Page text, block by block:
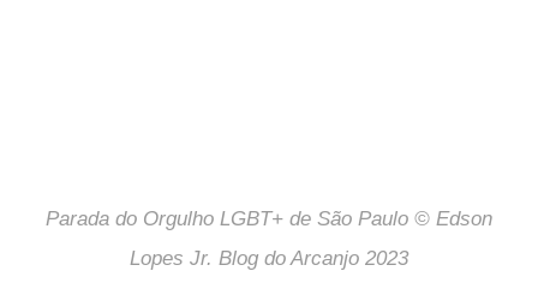
Parada do Orgulho LGBT+ de São Paulo © Edson
Lopes Jr. Blog do Arcanjo 2023